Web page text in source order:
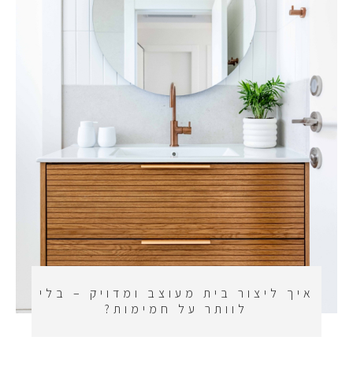
איך ליצור בית מעוצב ומדויק – בלי
לוותר על חמימות?